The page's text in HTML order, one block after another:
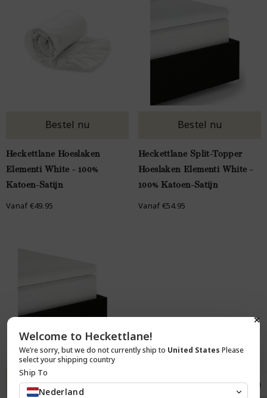
Bestel nu
Heckettlane Hoeslaken
Elementi White - 100%
Katoen-Satijn
Vanaf €49.95
Bestel nu
Heckettlane Split-Topper
Hoeslaken Elementi White -
100% Katoen-Satijn
Vanaf €54.95
Bestel nu
Welcome to Heckettlane!
We’re sorry, but we do not currently ship to United States Please
select your shipping country
Ship To
Nederland